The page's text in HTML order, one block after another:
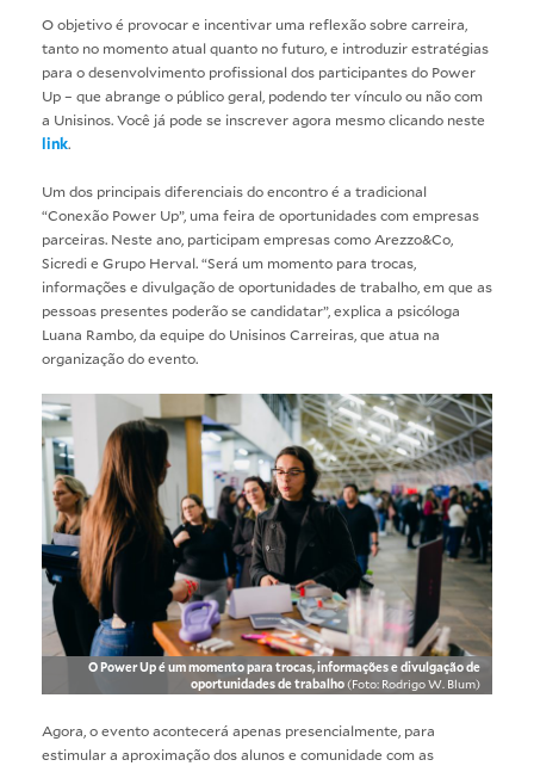
O objetivo é provocar e incentivar uma reflexão sobre carreira,
tanto no momento atual quanto no futuro, e introduzir estratégias
para o desenvolvimento profissional dos participantes do Power
Up – que abrange o público geral, podendo ter vínculo ou não com
a Unisinos. Você já pode se inscrever agora mesmo clicando neste
link.
Um dos principais diferenciais do encontro é a tradicional
“Conexão Power Up”, uma feira de oportunidades com empresas
parceiras. Neste ano, participam empresas como Arezzo&Co,
Sicredi e Grupo Herval. “Será um momento para trocas,
informações e divulgação de oportunidades de trabalho, em que as
pessoas presentes poderão se candidatar”, explica a psicóloga
Luana Rambo, da equipe do Unisinos Carreiras, que atua na
organização do evento.
O Power Up é um momento para trocas, informações e divulgação de
oportunidades de trabalho(Foto: Rodrigo W. Blum)
Agora, o evento acontecerá apenas presencialmente, para
estimular a aproximação dos alunos e comunidade com as